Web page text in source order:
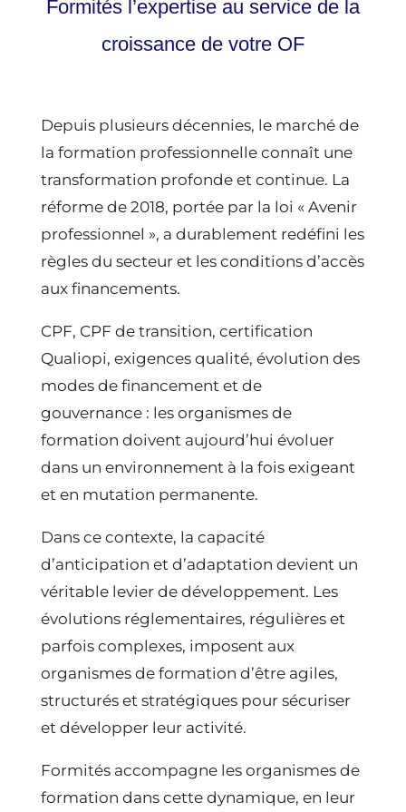
Formités l’expertise au service de la
croissance de votre OF
Depuis plusieurs décennies, le marché de
la formation professionnelle connaît une
transformation profonde et continue. La
réforme de 2018, portée par la loi « Avenir
professionnel », a durablement redéfini les
règles du secteur et les conditions d’accès
aux financements.
CPF, CPF de transition, certification
Qualiopi, exigences qualité, évolution des
modes de financement et de
gouvernance : les organismes de
formation doivent aujourd’hui évoluer
dans un environnement à la fois exigeant
et en mutation permanente.
Dans ce contexte, la capacité
d’anticipation et d’adaptation devient un
véritable levier de développement. Les
évolutions réglementaires, régulières et
parfois complexes, imposent aux
organismes de formation d’être agiles,
structurés et stratégiques pour sécuriser
et développer leur activité.
Formités accompagne les organismes de
formation dans cette dynamique, en leur